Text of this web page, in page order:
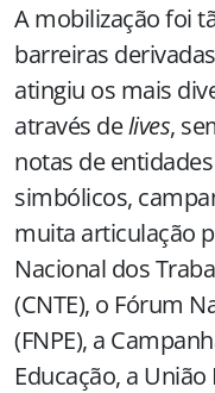
A mobilização foi
barreiras
atingiu os mais
através delives,
notas de
simbólicos,
muita articulação
Nacional dos
(CNTE), o Fórum
(FNPE), a
Educação, a